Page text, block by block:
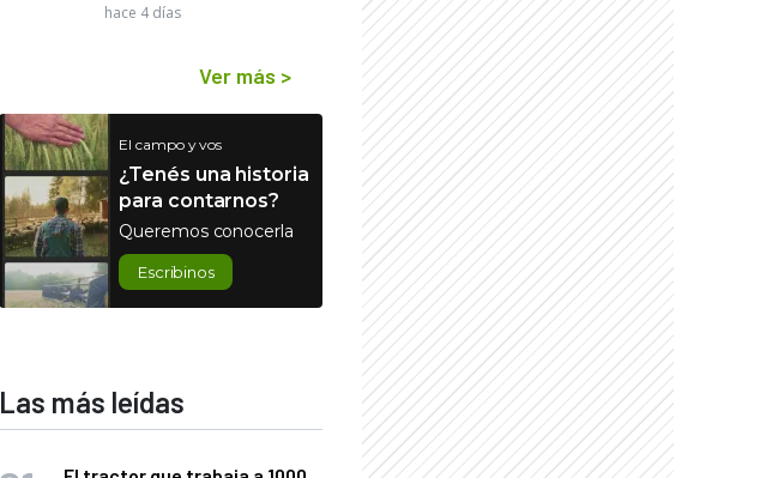
hace 4 días
Ver más >
El campo y vos
¿Tenés una historia
para contarnos?
Queremos conocerla
Escribinos
Las más leídas